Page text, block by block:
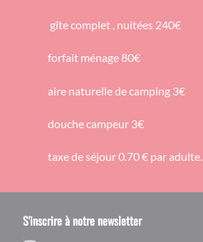
gîte complet , nuitées 240€
forfait ménage 80€
aire naturelle de camping 3€
douche campeur 3€
taxe de séjour 0.70 € par adulte.
S'inscrire à notre newsletter